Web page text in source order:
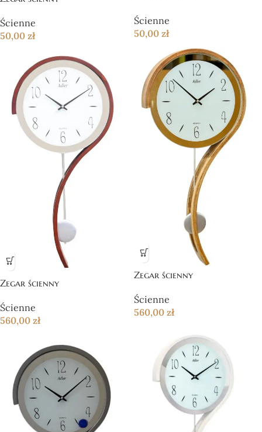
Ścienne
50,00 zł
Ścienne
50,00 zł
Zegar ścienny
Ścienne
560,00 zł
Zegar ścienny
Ścienne
560,00 zł